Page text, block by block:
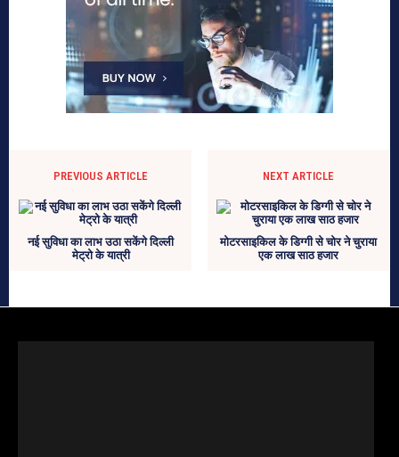
PREVIOUS ARTICLE
नई सुविधा का लाभ उठा सकेंगे दिल्ली
मेट्रो के यात्री
NEXT ARTICLE
मोटरसाइकिल के डिग्गी से चोर ने चुराया
एक लाख साठ हजार